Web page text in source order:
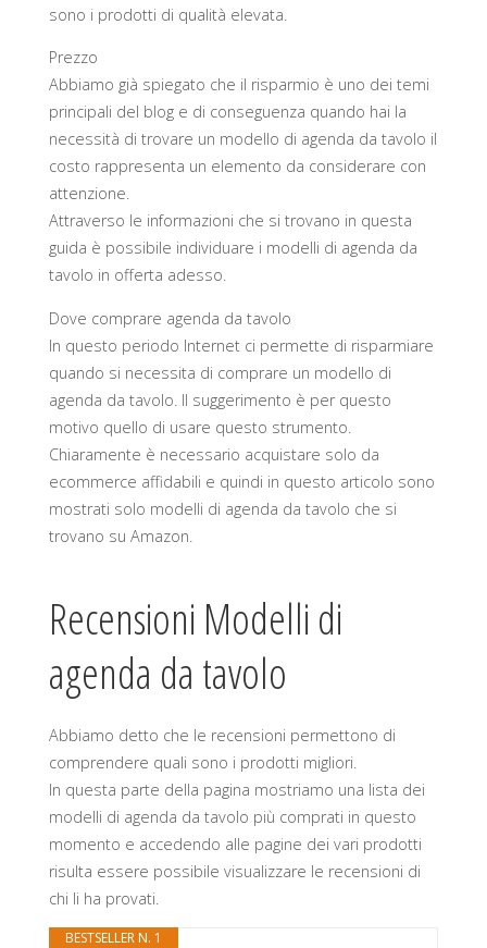
sono i prodotti di qualità elevata.
Prezzo
Abbiamo già spiegato che il risparmio è uno dei temi
principali del blog e di conseguenza quando hai la
necessità di trovare un modello di agenda da tavolo il
costo rappresenta un elemento da considerare con
attenzione.
Attraverso le informazioni che si trovano in questa
guida è possibile individuare i modelli di agenda da
tavolo in offerta adesso.
Dove comprare agenda da tavolo
In questo periodo Internet ci permette di risparmiare
quando si necessita di comprare un modello di
agenda da tavolo. Il suggerimento è per questo
motivo quello di usare questo strumento.
Chiaramente è necessario acquistare solo da
ecommerce affidabili e quindi in questo articolo sono
mostrati solo modelli di agenda da tavolo che si
trovano su Amazon.
Recensioni Modelli di
agenda da tavolo
Abbiamo detto che le recensioni permettono di
comprendere quali sono i prodotti migliori.
In questa parte della pagina mostriamo una lista dei
modelli di agenda da tavolo più comprati in questo
momento e accedendo alle pagine dei vari prodotti
risulta essere possibile visualizzare le recensioni di
chi li ha provati.
BESTSELLER N. 1